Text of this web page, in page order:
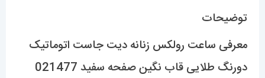
DATEJUST
توضیحات
معرفی ساعت رولکس زنانه دیت جاست اتوماتیک
دورنگ طلایی قاب نگین صفحه سفید 021477